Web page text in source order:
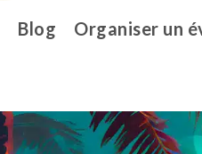
Blog Organiser un